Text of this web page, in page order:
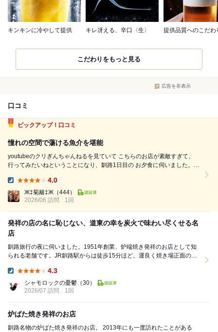
キンキンに冷やして提供 キレ冴える、辛口〈生〉 提供品質へのこだわ
こだわりをもっと見る
広告を非表示
口コミ
ピックアップ！口コミ
憧れの空間で蕩ける魚介を堪能
youtubeのクリぎんちゃんねるを見ていて こちらのお店が素敵すぎて、
行ってみたいねということになり、釧路1日目の お夕食に伺いました。
の遅延で直接大荷物で行くことに… 遅れたものの快く迎えてくださいま
した。 店内は...
4.0
Ж‡菊籬‡Ж （444）
2026/06 訪問
1回
発祥の店の名に恥じない、道東の幸を炭火で味わい尽くせる名
店
釧路旅行の夜に伺いました。1951年創業、炉端焼き発祥のお店として知
られる老舗です。JR釧路駅からは徒歩15分ほど。運良く焼き場正面の席
4.3
シャモロックの憂鬱 （30）
2026/07 訪問
1回
炉ばた焼き発祥のお店
釧路名物の炉ばた焼き発祥のお店。 2013年にも一度訪れたことがある